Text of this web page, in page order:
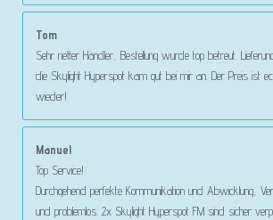
Tom
Sehr netter Händler, Bestellung wurde top betreut.
die Skylight Hyperspot kam gut bei mir an. Der Preis ist
wieder!
Manuel
Top Service!
Durchgehend perfekte Kommunikation und Abwicklung,
und problemlos. 2x Skylight Hyperspot FM sind sicher